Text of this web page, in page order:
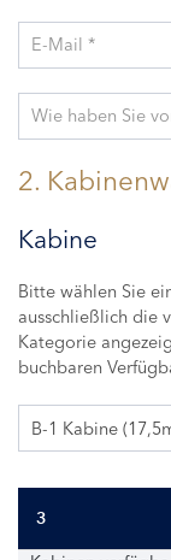
E-Mail *
Wie haben Sie
2.
Kabine
Bitte wählen Sie
ausschließlich die
Kategorie
buchbaren
B-1 Kabine
3